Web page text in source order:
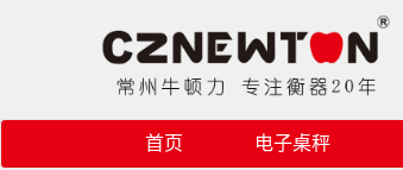
首页 电子桌秤